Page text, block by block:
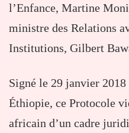
l’Enfance, Martine
ministre des Relations
Institutions, Gilbert
Signé le 29 janvier
Éthiopie, ce Protocole
africain d’un cadre